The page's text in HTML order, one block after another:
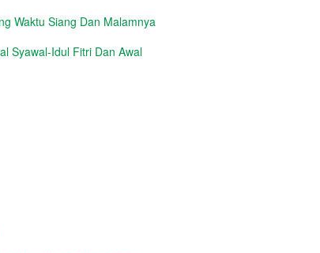
Waktu Siang Dan Malamnya
Syawal-Idul Fitri Dan Awal